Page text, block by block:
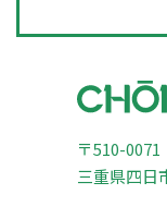
〒510-0071
三重県四日